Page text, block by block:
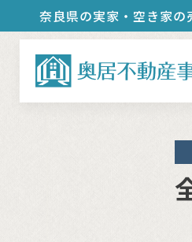
奈良県の実家・空き家の